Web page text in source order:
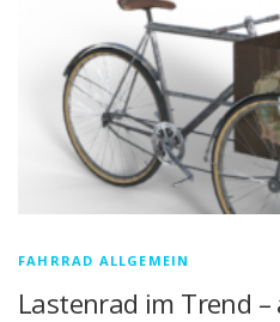
FAHRRAD ALLGEMEIN
Lastenrad im Trend